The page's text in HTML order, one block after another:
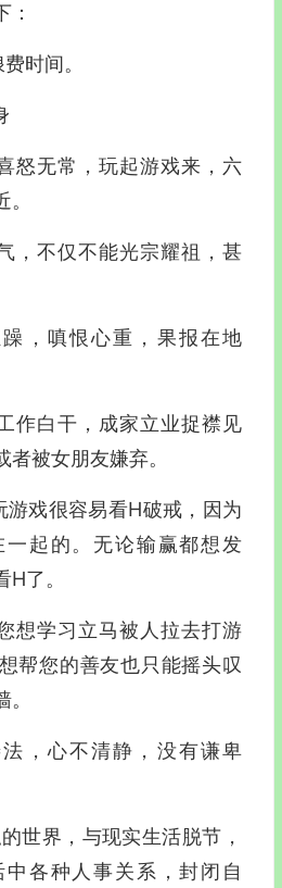
：
时间。
怒无常，玩起游戏来，六
，不仅不能光宗耀祖，甚
，嗔恨心重，果报在地
作白干，成家立业捉襟见
被女朋友嫌弃。
游戏很容易看H破戒，因为
起的。无论输赢都想发
了。
想学习立马被人拉去打游
帮您的善友也只能摇头叹
，心不清静，没有谦卑
世界，与现实生活脱节，
各种人事关系，封闭自